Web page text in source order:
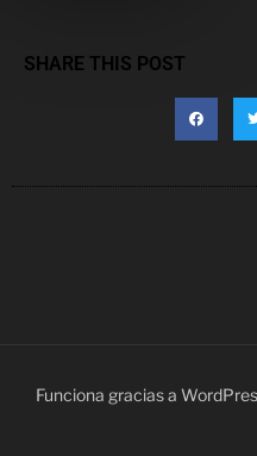
SHARE THIS POST
Funciona gracias a